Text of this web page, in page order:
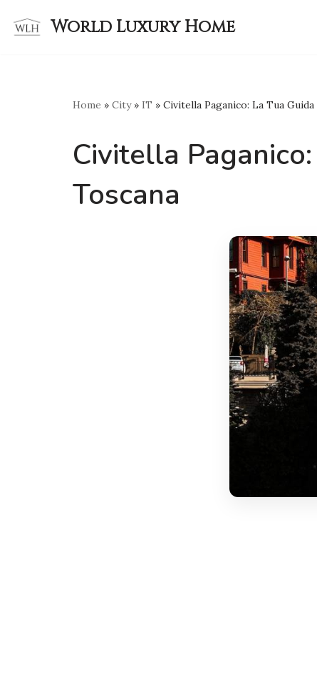
Skip
World Luxury Home
Home » City» IT » Civitella Paganico: La Tua
Civitella
Toscana